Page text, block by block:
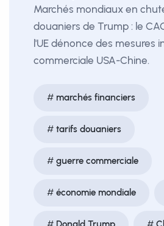
Marchés mondiaux en
douaniers de Trump : le
l'UE dénonce des mesures
commerciale USA-Chine.
marchés financiers
tarifs douaniers
guerre commerciale
économie mondiale